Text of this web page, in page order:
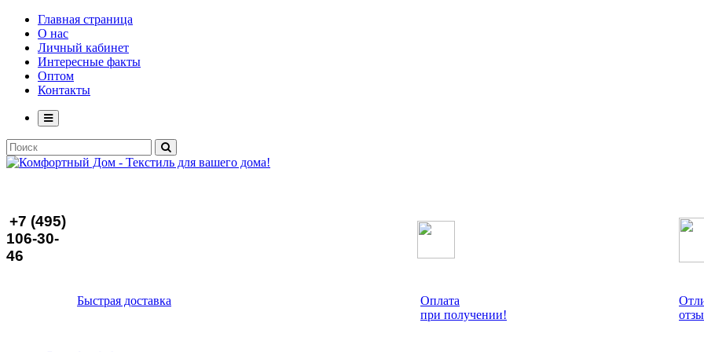
Главная страница
О нас
Личный кабинет
Интересные факты
Оптом
Контакты
Быстрая доставка
Оплата
при получении!
+7 (495)
106-30-
46